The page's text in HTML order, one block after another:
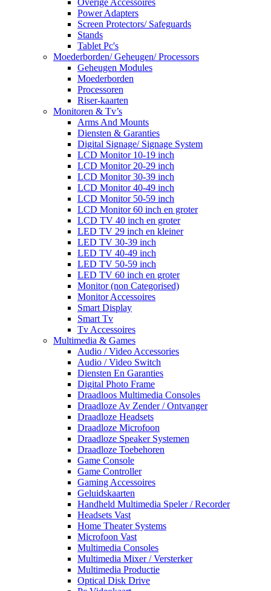
Power Adapters
Screen Protectors/ Safeguards
Stands
Tablet Pc's
Moederborden/ Geheugen/ Processors
Geheugen Modules
Moederborden
Processoren
Riser-kaarten
Monitoren & Tv’s
Arms And Mounts
Diensten & Garanties
Digital Signage/ Signage System
LCD Monitor 10-19 inch
LCD Monitor 20-29 inch
LCD Monitor 30-39 inch
LCD Monitor 40-49 inch
LCD Monitor 50-59 inch
LCD Monitor 60 inch en groter
LCD TV 40 inch en groter
LED TV 29 inch en kleiner
LED TV 30-39 inch
LED TV 40-49 inch
LED TV 50-59 inch
LED TV 60 inch en groter
Monitor (non Categorised)
Monitor Accessoires
Smart Display
Smart Tv
Tv Accessoires
Multimedia & Games
Audio / Video Accessories
Audio / Video Switch
Diensten En Garanties
Digital Photo Frame
Draadloos Multimedia Consoles
Draadloze Av Zender / Ontvanger
Draadloze Headsets
Draadloze Microfoon
Draadloze Speaker Systemen
Draadloze Toebehoren
Game Console
Game Controller
Gaming Accessoires
Geluidskaarten
Handheld Multimedia Speler / Recorder
Headsets Vast
Home Theater Systems
Microfoon Vast
Multimedia Consoles
Multimedia Mixer / Versterker
Multimedia Productie
Optical Disk Drive